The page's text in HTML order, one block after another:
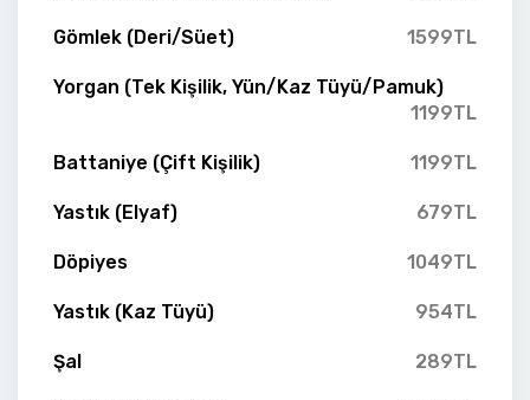
Gömlek (Deri/Süet) 1599TL
Yorgan (Tek Kişilik, Yün/Kaz Tüyü/Pamuk)
1199TL
Battaniye (Çift Kişilik) 1199TL
Yastık (Elyaf) 679TL
Döpiyes 1049TL
Yastık (Kaz Tüyü) 954TL
Şal 289TL